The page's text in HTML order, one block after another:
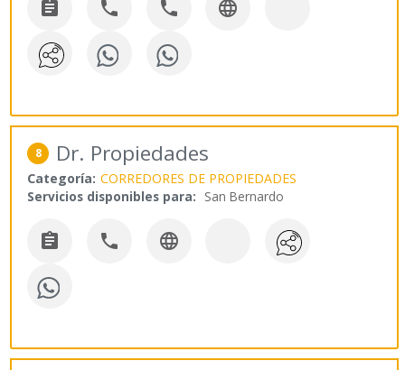
   
8 Dr. Propiedades
Categoría: CORREDORES DE PROPIEDADES
Servicios disponibles para: San Bernardo
  